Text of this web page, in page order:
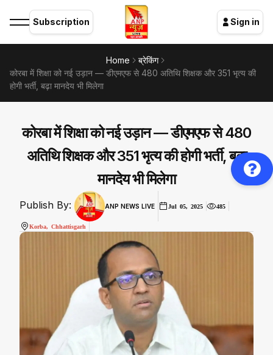
Subscription Sign in
Home
ब्रेकिंग
कोरबा में शिक्षा को नई उड़ान — डीएमएफ से 480 अतिथि शिक्षक और 351 भृत्य की
होगी भर्ती, बढ़ा मानदेय भी मिलेगा
कोरबा में शिक्षा को नई उड़ान — डीएमएफ से 480
अतिथि शिक्षक और 351 भृत्य की होगी भर्ती, बढ़ा
मानदेय भी मिलेगा
Publish By: ANP NEWS LIVE Jul 05, 2025 485
Korba, Chhattisgarh